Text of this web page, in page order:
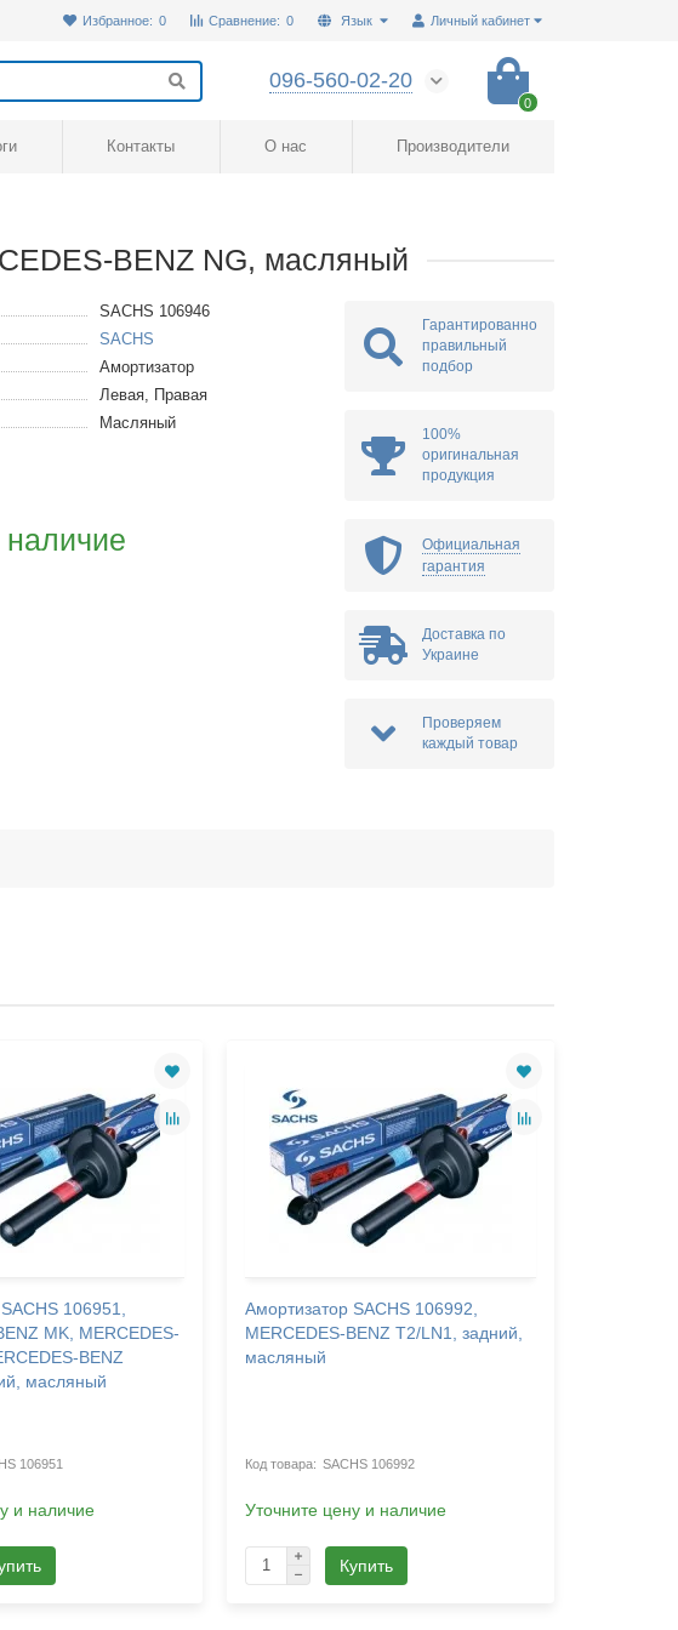
Личный кабинет
Язык
Сравнение: 0
Избранное: 0
096-560-02-20
0
Контакты О нас Производители
BENZ NG, масляный
SACHS 106946
SACHS
Амортизатор
Левая, Правая
Масляный
наличие
Гарантированно
правильный
подбор
100%
оригинальная
продукция
Официальная
гарантия
Доставка по
Украине
Проверяем
каждый товар
106951,
MK, MERCEDES-
BENZ
масляный
106951
и наличие
Амортизатор SACHS 106992,
MERCEDES-BENZ T2/LN1, задний,
масляный
SACHS 106992
Уточните цену и наличие
Купить